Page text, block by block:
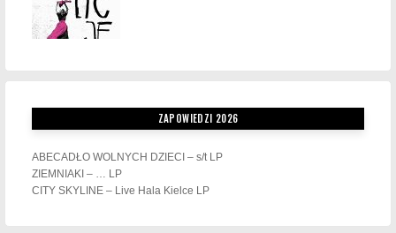
ZAPOWIEDZI 2026
ABECADŁO WOLNYCH DZIECI – s/t LP
ZIEMNIAKI – … LP
CITY SKYLINE – Live Hala Kielce LP